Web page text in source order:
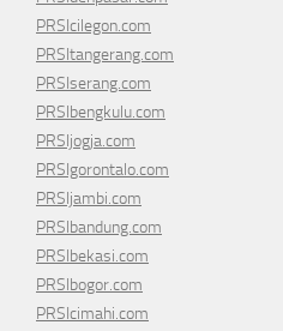
PRSIcilegon.com
PRSItangerang.com
PRSIserang.com
PRSIbengkulu.com
PRSIjogja.com
PRSIgorontalo.com
PRSIjambi.com
PRSIbandung.com
PRSIbekasi.com
PRSIbogor.com
PRSIcimahi.com